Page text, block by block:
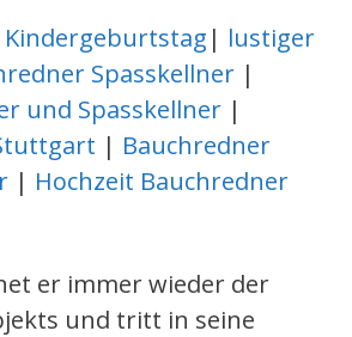
| lustiger
Spasskellner |
und Spasskellner |
| Bauchredner
| Hochzeit Bauchredner
er immer wieder der
und tritt in seine